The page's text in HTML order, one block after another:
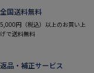
全国送料無料
5,000円（税込）以上のお買い上
げで送料無料
返品・補正サービス